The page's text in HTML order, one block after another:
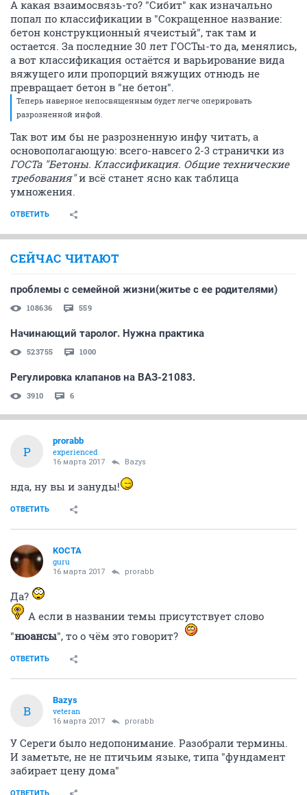
А какая взаимосвязь-то? "Сибит" как изначально
попал по классификации в "Сокращенное название:
бетон конструкционный ячеистый", так там и
остается. За последние 30 лет ГОСТы-то да, менялись,
а вот классификация остаётся и варьирование вида
вяжущего или пропорций вяжущих отнюдь не
превращает бетон в "не бетон".
Теперь наверное непосвященным будет легче оперировать
разрозненной инфой.
Так вот им бы не разрозненную инфу читать, а
основополагающую: всего-навсего 2-3 странички из
ГОСТа "Бетоны. Классификация. Общие технические
требования"и всё станет ясно как таблица
умножения.
ОТВЕТИТЬ
СЕЙЧАС ЧИТАЮТ
проблемы с семейной жизни(житье с ее родителями)
108636 559
Начинающий таролог. Нужна практика
523755 1000
Регулировка клапанов на ВАЗ-21083.
3910 6
P
prorabb
experienced
16 марта 2017 Bazys
нда, ну вы и зануды!
ОТВЕТИТЬ
KOCTA
guru
16 марта 2017 prorabb
Да?
А если в названии темы присутствует слово
"нюансы", то о чём это говорит?
ОТВЕТИТЬ
B
Bazys
veteran
16 марта 2017 prorabb
У Сереги было недопонимание. Разобрали термины.
И заметьте, не не птичьим языке, типа "фундамент
забирает цену дома"